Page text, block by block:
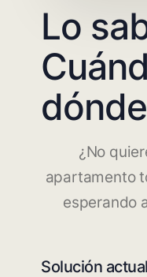
Lo
¿No
apartamento
esperando
Solución